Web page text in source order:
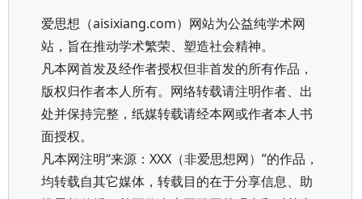
爱思想（aisixiang.com）网站为公益纯学术网
站，旨在推动学术繁荣、塑造社会精神。
凡本网首发及经作者授权但非首发的所有作品，
版权归作者本人所有。网络转载请注明作者、出
处并保持完整，纸媒转载请经本网或作者本人书
面授权。
凡本网注明“来源：XXX（非爱思想网）”的作品，
均转载自其它媒体，转载目的在于分享信息、助